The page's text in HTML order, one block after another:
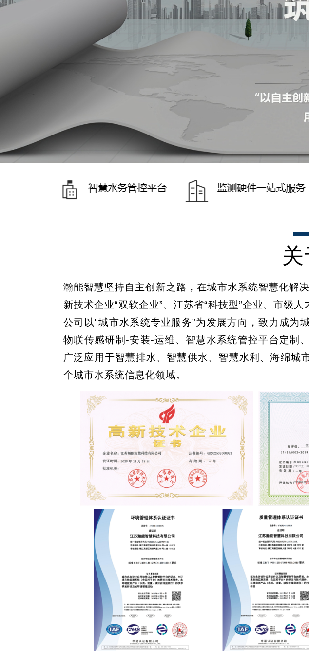
瀚能智慧坚持自主创新之路，在城市水系统智慧化解
新技术企业“双软企业”、江苏省“科技型”企业、市级
公司以“城市水系统专业服务”为发展方向，致力成为
物联传感研制-安装-运维、智慧水系统管控平台定制
广泛应用于智慧排水、智慧供水、智慧水利、海绵城
个城市水系统信息化领域。